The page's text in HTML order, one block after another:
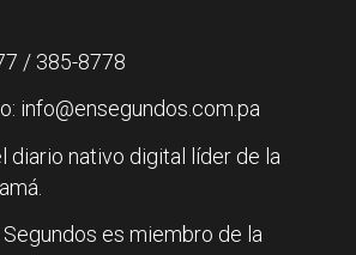
/ 385-8778
info@ensegundos.com.pa
diario nativo digital líder de la
es miembro de la